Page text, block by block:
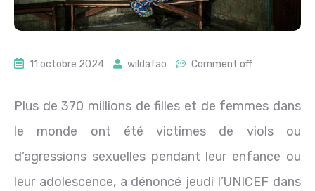
11 octobre 2024 wildafao Comment off
Plus de 370 millions de filles et de femmes dans
le monde ont été victimes de viols ou
d’agressions sexuelles pendant leur enfance ou
leur adolescence, a dénoncé jeudi l’UNICEF dans